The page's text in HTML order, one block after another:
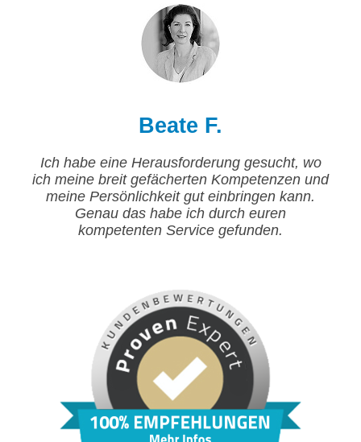
Beate F.
Ich habe eine Herausforderung gesucht, wo
ich meine breit gefächerten Kompetenzen und
meine Persönlichkeit gut einbringen kann.
Genau das habe ich durch euren
kompetenten Service gefunden.